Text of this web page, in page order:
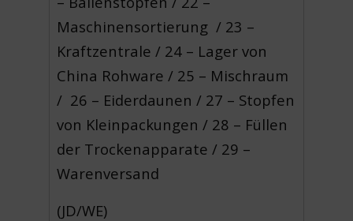
Maschinensortierung / 23 –
Kraftzentrale / 24 – Lager von
China Rohware / 25 – Mischraum
/ 26 – Eiderdaunen / 27 – Stopfen
von Kleinpackungen / 28 – Füllen
der Trockenapparate / 29 –
Warenversand
(JD/WE)